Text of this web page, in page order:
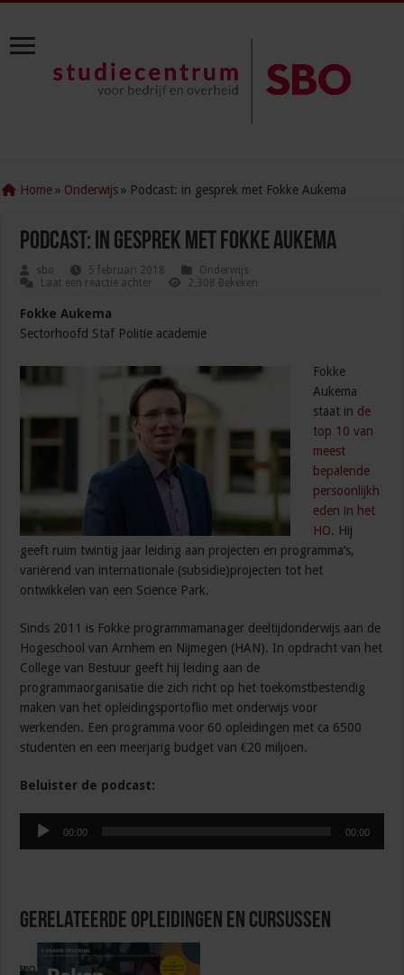
Home » Onderwijs » Podcast: in gesprek met Fokke Aukema
Podcast: in gesprek met Fokke Aukema
sbo 5 februari 2018
Onderwijs
Laat een reactie achter
2,308 Bekeken
Fokke Aukema
Sectorhoofd Staf Politie academie
Fokke
Aukema
staat in de
top 10 van
meest
bepalende
persoonlijkh
eden in het
HO. Hij
geeft ruim twintig jaar leiding aan projecten en programma’s,
variërend van internationale (subsidie)projecten tot het
ontwikkelen van een Science Park.
Sinds 2011 is Fokke programmamanager deeltijdonderwijs aan de
Hogeschool van Arnhem en Nijmegen (HAN). In opdracht van het
College van Bestuur geeft hij leiding aan de
programmaorganisatie die zich richt op het toekomstbestendig
maken van het opleidingsportoflio met onderwijs voor
werkenden. Een programma voor 60 opleidingen met ca 6500
studenten en een meerjarig budget van €20 miljoen.
Beluister de podcast:
Audiospeler
00:00 00:00
Gerelateerde Opleidingen en Cursussen